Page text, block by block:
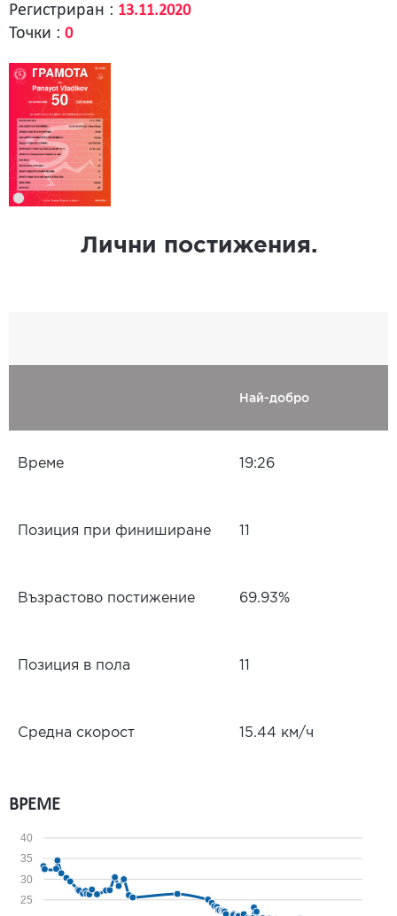
Регистриран : 13.11.2020
Точки : 0
Лични постижения.
Най-добро
Време 19:26
Позиция при финиширане
Възрастово постижение 69.93%
Позиция в пола
Средна скорост 15.44 км/ч
ВРЕМЕ
25
30
35
40